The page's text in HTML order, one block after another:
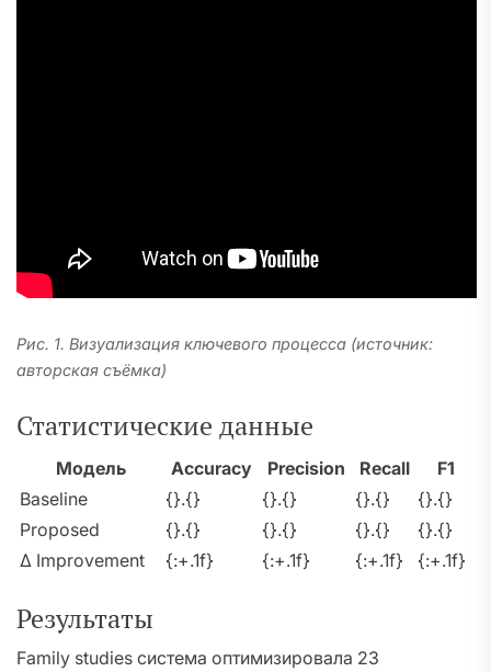
Рис. 1. Визуализация ключевого процесса (источник:
авторская съёмка)
Статистические данные
Модель Accuracy Precision Recall
F1
Baseline
{}.{} {}.{} {}.{}
{}.{}
Proposed
{}.{} {}.{} {}.{}
{}.{}
Δ Improvement
{:+.1f} {:+.1f} {:+.1f} {:+.1f}
Результаты
Family studies система оптимизировала 23